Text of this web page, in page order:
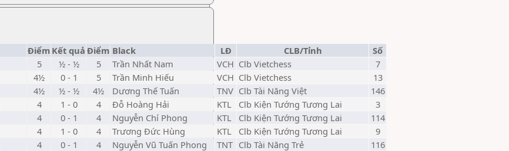
Điểm Kết quả Điểm Black LĐ CLB/Tỉnh
Số
5 ½ - ½ 5 Trần Nhất Nam VCH Clb Vietchess
7
4½ 0 - 1 5 Trần Minh Hiếu VCH Clb Vietchess
13
4½ ½ - ½ 4½ Dương Thế Tuấn TNV Clb Tài Năng Việt
146
4 1 - 0 4 Đỗ Hoàng Hải KTL Clb Kiện Tướng Tương Lai
3
4 0 - 1 4 Nguyễn Chí Phong KTL Clb Kiện Tướng Tương Lai
114
4 1 - 0 4 Trương Đức Hùng KTL Clb Kiện Tướng Tương Lai
9
4 0 - 1 4 Nguyễn Vũ Tuấn Phong TNT Clb Tài Năng Trẻ
116